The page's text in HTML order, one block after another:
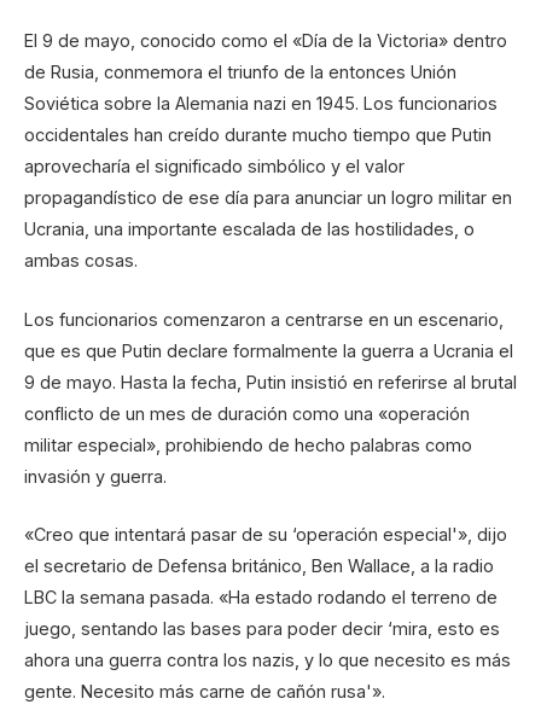
El 9 de mayo, conocido como el «Día de la Victoria» dentro
de Rusia, conmemora el triunfo de la entonces Unión
Soviética sobre la Alemania nazi en 1945. Los funcionarios
occidentales han creído durante mucho tiempo que Putin
aprovecharía el significado simbólico y el valor
propagandístico de ese día para anunciar un logro militar en
Ucrania, una importante escalada de las hostilidades, o
ambas cosas.
Los funcionarios comenzaron a centrarse en un escenario,
que es que Putin declare formalmente la guerra a Ucrania el
9 de mayo. Hasta la fecha, Putin insistió en referirse al brutal
conflicto de un mes de duración como una «operación
militar especial», prohibiendo de hecho palabras como
invasión y guerra.
«Creo que intentará pasar de su ‘operación especial'», dijo
el secretario de Defensa británico, Ben Wallace, a la radio
LBC la semana pasada. «Ha estado rodando el terreno de
juego, sentando las bases para poder decir ‘mira, esto es
ahora una guerra contra los nazis, y lo que necesito es más
gente. Necesito más carne de cañón rusa'».